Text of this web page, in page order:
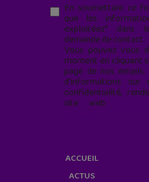
En soumettant ce
que les
exploitées*
demande de contact.
Vous pouvez vous
moment en cliquant
page de nos
d'informations sur
confidentialité,
site web
ACCUEIL
ACTUS